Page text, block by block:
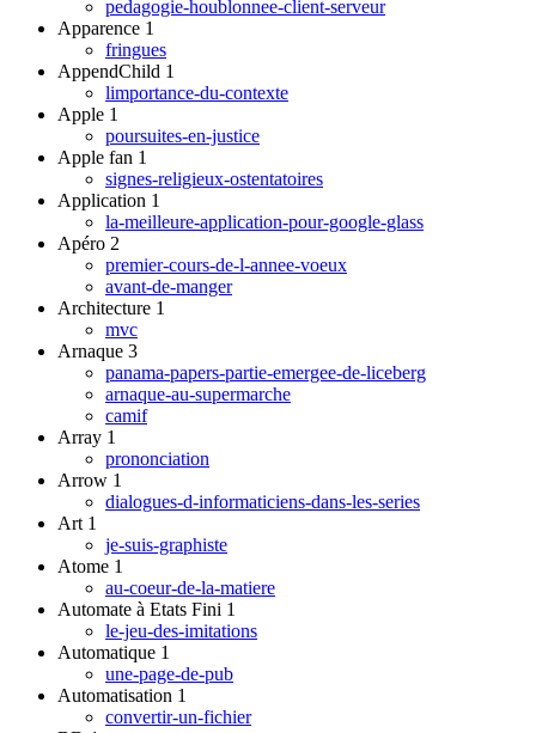
pedagogie-houblonnee-client-serveur
Apparence 1
fringues
AppendChild 1
limportance-du-contexte
Apple 1
poursuites-en-justice
Apple fan 1
signes-religieux-ostentatoires
Application 1
la-meilleure-application-pour-google-glass
Apéro 2
premier-cours-de-l-annee-voeux
avant-de-manger
Architecture 1
mvc
Arnaque 3
panama-papers-partie-emergee-de-liceberg
arnaque-au-supermarche
camif
Array 1
prononciation
Arrow 1
dialogues-d-informaticiens-dans-les-series
Art 1
je-suis-graphiste
Atome 1
au-coeur-de-la-matiere
Automate à Etats Fini 1
le-jeu-des-imitations
Automatique 1
une-page-de-pub
Automatisation 1
convertir-un-fichier